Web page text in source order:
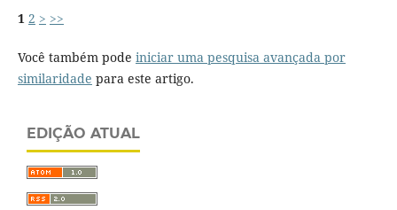
1 2 > >>
Você também pode iniciar uma pesquisa avançada por
similaridade para este artigo.
EDIÇÃO ATUAL